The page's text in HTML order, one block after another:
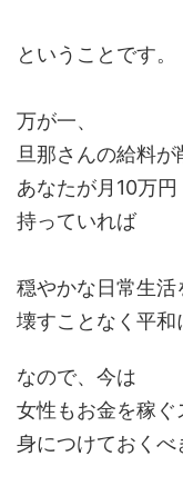
ということです。
万が一、
旦那さんの給料
あなたが月10万
持っていれば
穏やかな日常生活
壊すことなく平和
なので、今は
女性もお金を稼ぐ
身につけておくべ